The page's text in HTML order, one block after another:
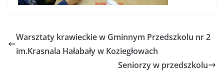
Warsztaty krawieckie w Gminnym Przedszkolu nr 2
im.Krasnala Hałabały w Koziegłowach
Seniorzy w przedszkolu